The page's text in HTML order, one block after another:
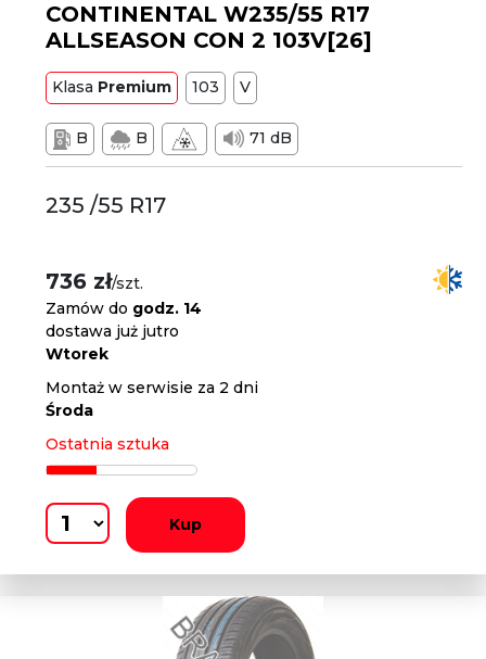
CONTINENTAL W235/55 R17
ALLSEASON CON 2 103V[26]
Klasa Premium 103 V
B B 71 dB
235 /55 R17
736 zł/szt.
Zamów do godz. 14
dostawa już jutro
Wtorek
Montaż w serwisie za 2 dni
Środa
Ostatnia sztuka
Kup